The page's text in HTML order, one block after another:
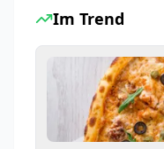
Im Trend